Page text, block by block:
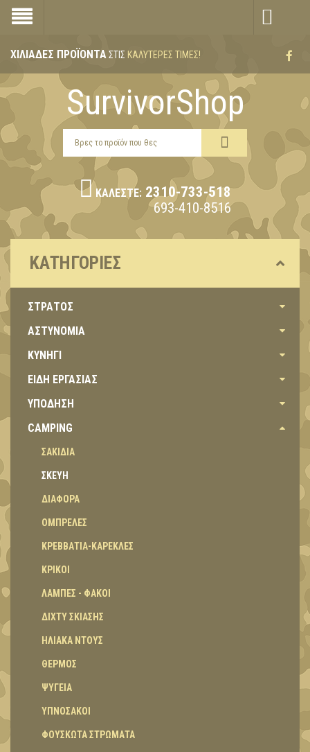
ΧΙΛΙΆΔΕΣ ΠΡΟΪΌΝΤΑΣΤΙΣ ΚΑΛΎΤΕΡΕΣ ΤΙΜΈΣ!
SurvivorShop
ΚΑΛΈΣΤΕ: 2310-733-518
693-410-8516
ΚΑΤΗΓΟΡΊΕΣ
ΣΤΡΑΤΟΣ
ΑΣΤΥΝΟΜΙΑ
ΚΥΝΗΓΙ
ΕΙΔΗ ΕΡΓΑΣΙΑΣ
ΥΠΟΔΗΣΗ
CAMPING
ΣΑΚΙΔΙΑ
ΣΚΕΥΗ
ΔΙΑΦΟΡΑ
ΟΜΠΡΕΛΕΣ
ΚΡΕΒΒΑΤΙΑ-ΚΑΡΕΚΛΕΣ
ΚΡΙΚΟΙ
ΛΑΜΠΕΣ - ΦΑΚΟΙ
ΔΙΧΤΥ ΣΚΙΑΣΗΣ
ΗΛΙΑΚΑ ΝΤΟΥΣ
ΘΕΡΜΟΣ
ΨΥΓΕΙΑ
ΥΠΝΟΣΑΚΟΙ
ΦΟΥΣΚΩΤΑ ΣΤΡΩΜΑΤΑ